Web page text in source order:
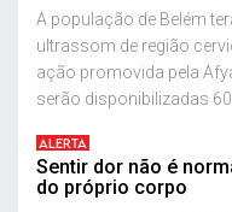
A população de Belém
ultrassom de região
ação promovida pela
serão disponibilizadas
ALERTA
Sentir dor não é
do próprio corpo